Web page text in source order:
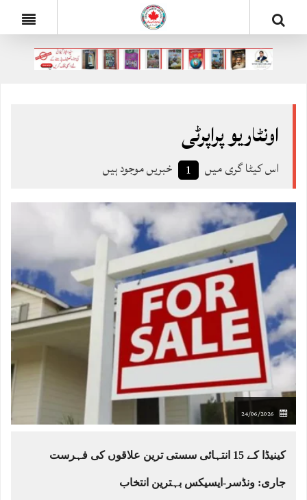
اونٹاریو پراپرٹی
اس کیٹا گری میں 1 خبریں موجود ہیں
24/06/2026
کینیڈا کے 15 انتہائی سستی ترین علاقوں کی فہرست
جاری: ونڈسر-ایسیکس بہترین انتخاب